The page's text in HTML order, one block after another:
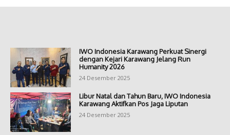
IWO Indonesia Karawang Perkuat Sinergi
dengan Kejari Karawang Jelang Run
Humanity 2026
24 Desember 2025
Libur Natal dan Tahun Baru, IWO Indonesia
Karawang Aktifkan Pos Jaga Liputan
24 Desember 2025